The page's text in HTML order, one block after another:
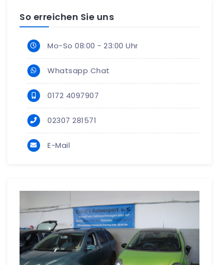
So erreichen Sie uns
Mo-So 08:00 - 23:00 Uhr
Whatsapp Chat
0172 4097907
02307 281571
E-Mail